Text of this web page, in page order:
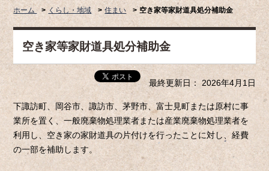
ホーム くらし・地域 住まい 空き家等家財道具処分補助金
空き家等家財道具処分補助金
最終更新日： 2026年4月1日
下諏訪町、岡谷市、諏訪市、茅野市、富士見町または原村に事
業所を置く、一般廃棄物処理業者または産業廃棄物処理業者を
利用し、空き家の家財道具の片付けを行ったことに対し、経費
の一部を補助します。